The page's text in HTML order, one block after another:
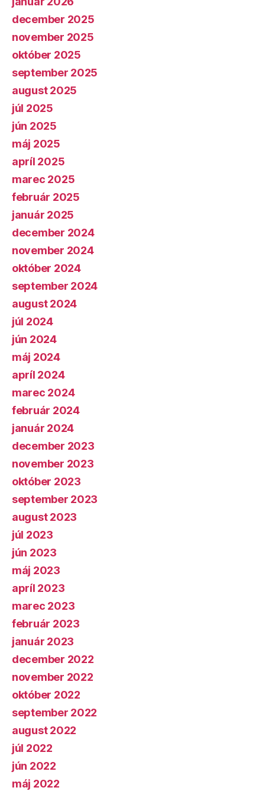
december 2025
november 2025
október 2025
september 2025
august 2025
júl 2025
jún 2025
máj 2025
apríl 2025
marec 2025
február 2025
január 2025
december 2024
november 2024
október 2024
september 2024
august 2024
júl 2024
jún 2024
máj 2024
apríl 2024
marec 2024
február 2024
január 2024
december 2023
november 2023
október 2023
september 2023
august 2023
júl 2023
jún 2023
máj 2023
apríl 2023
marec 2023
február 2023
január 2023
december 2022
november 2022
október 2022
september 2022
august 2022
júl 2022
jún 2022
máj 2022